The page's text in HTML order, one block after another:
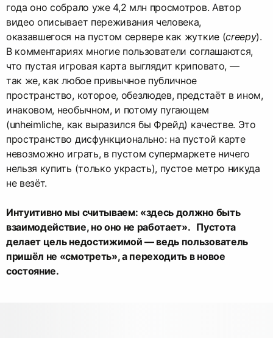
года оно собрало уже 4,2 млн просмотров. Автор
видео описывает переживания человека,
оказавшегося на пустом сервере как жуткие (creepy).
В комментариях многие пользователи соглашаются,
что пустая игровая карта выглядит криповато, —
так же, как любое привычное публичное
пространство, которое, обезлюдев, предстаёт в ином,
инаковом, необычном, и потому пугающем
(unheimliche, как выразился бы Фрейд) качестве. Это
пространство дисфункционально: на пустой карте
невозможно играть, в пустом супермаркете ничего
нельзя купить (только украсть), пустое метро никуда
не везёт.
Интуитивно мы считываем: «здесь должно быть
взаимодействие, но оно не работает». Пустота
делает цель недостижимой — ведь пользователь
пришёл не «смотреть», а переходить в новое
состояние.